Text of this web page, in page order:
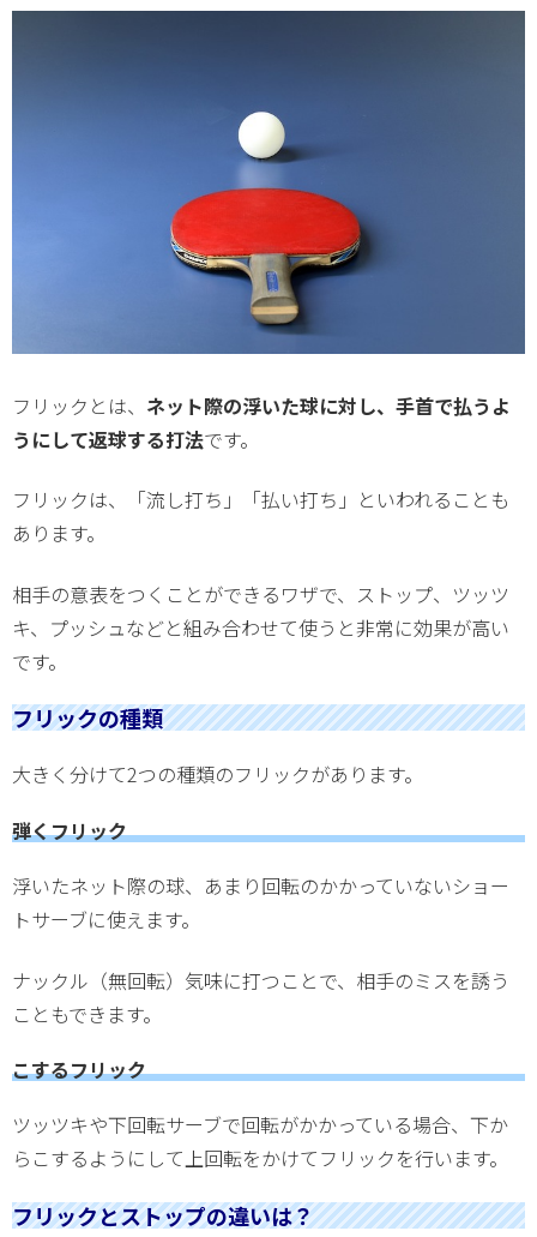
フリックとは、 ネット際の浮いた球に対し、手首で払うよ
うにして返球する打法です。
フリックは、「流し打ち」「払い打ち」といわれることも
あります。
相手の意表をつくことができるワザで、ストップ、ツッツ
キ、プッシュなどと組み合わせて使うと非常に効果が高い
です。
フリックの種類
大きく分けて2つの種類のフリックがあります。
弾くフリック
浮いたネット際の球、あまり回転のかかっていないショー
トサーブに使えます。
ナックル（無回転）気味に打つことで、相手のミスを誘う
こともできます。
こするフリック
ツッツキや下回転サーブで回転がかかっている場合、下か
らこするようにして上回転をかけてフリックを行います。
フリックとストップの違いは？